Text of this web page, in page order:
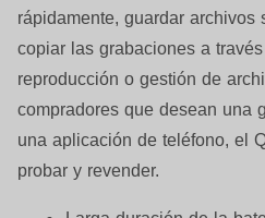
rápidamente, guardar
copiar las grabaciones a
reproducción o gestión de
compradores que desean una
una aplicación de teléfono, el
probar y revender.